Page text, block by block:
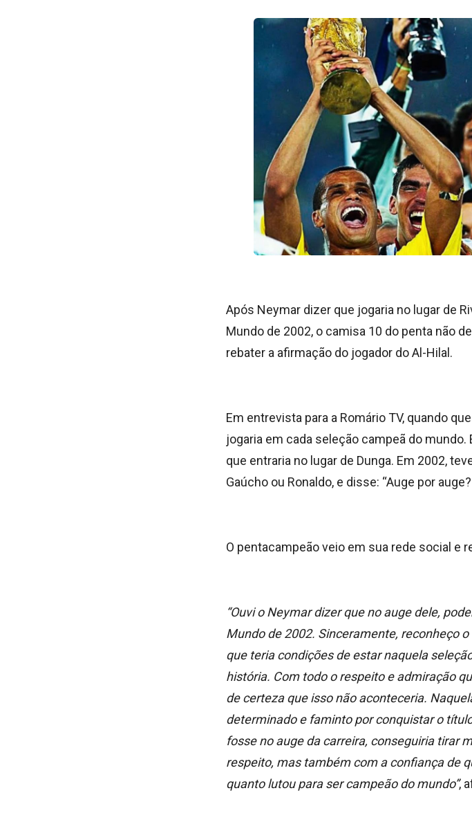
Após Neymar dizer que jogaria no lugar de
Mundo de 2002, o camisa 10 do penta não
rebater a afirmação do jogador do Al-Hilal.
Em entrevista para a Romário TV, quando
jogaria em cada seleção campeã do
que entraria no lugar de Dunga. Em 2002,
Gaúcho ou Ronaldo, e disse: “Auge por
O pentacampeão veio em sua rede social e
“Ouvi o Neymar dizer que no auge dele,
Mundo de 2002. Sinceramente, reconheço
que teria condições de estar naquela
história. Com todo o respeito e admiração
de certeza que isso não aconteceria.
determinado e faminto por conquistar o
fosse no auge da carreira, conseguiria tirar
respeito, mas também com a confiança de
quanto lutou para ser campeão do mundo”,